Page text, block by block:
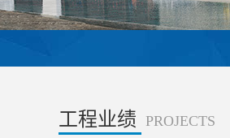
工程业绩 PROJECTS